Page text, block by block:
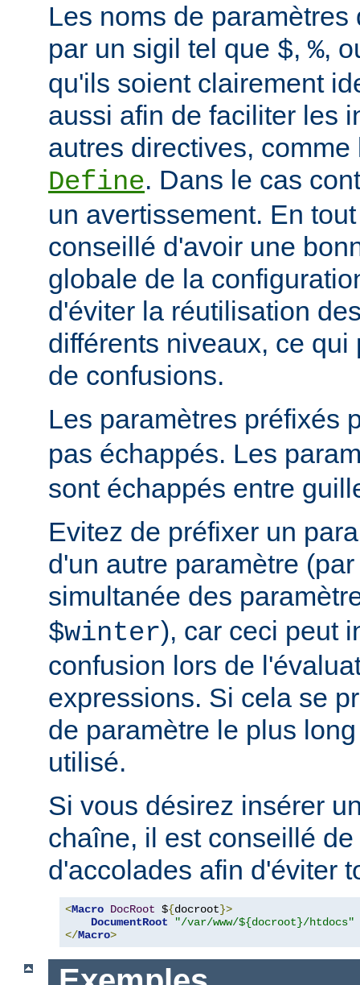
Les noms de
par un sigil tel que $, %,
qu'ils soient clairement
aussi afin de faciliter les
autres directives,
Define. Dans le cas
un avertissement. En
conseillé d'avoir une
globale de la
d'éviter la réutilisation
différents niveaux, ce
de confusions.
Les paramètres préfixés
pas échappés. Les
sont échappés entre
Evitez de préfixer un
d'un autre paramètre
simultanée des
$winter), car ceci peut
confusion lors de
expressions. Si cela se
de paramètre le plus
utilisé.
Si vous désirez insérer
chaîne, il est conseillé
d'accolades afin d'éviter
<Macro DocRoot ${docroot}>
DocumentRoot
"/var/www/${docroot}/htdocs"
</Macro>